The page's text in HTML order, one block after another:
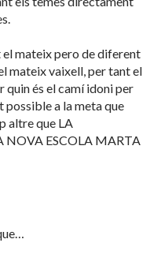
mateix pero de diferent
mateix vaixell, per tant el
quin és el camí idoni per
a la meta que
altre que LA
NOVA ESCOLA MARTA